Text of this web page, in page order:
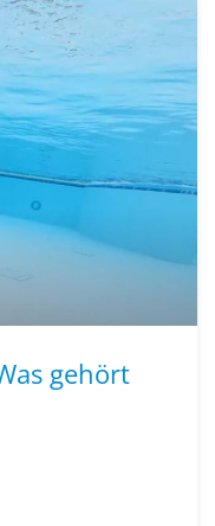
gehört